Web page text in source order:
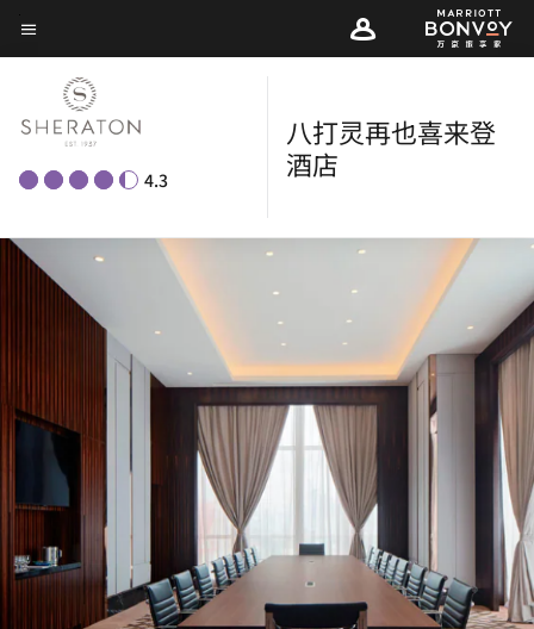
Skip
to
main
content
菜单文本
4.3
八打灵再也喜来登
酒店